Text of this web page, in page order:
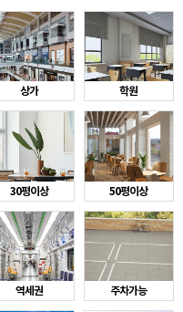
상가 학원
30평이상 50평이상
역세권 주차가능